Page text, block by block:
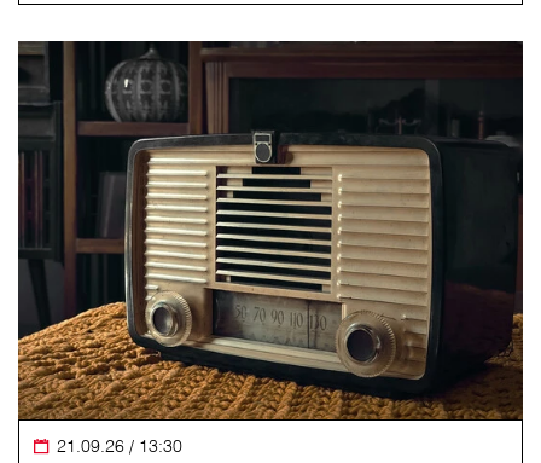
21.09.26 / 13:30